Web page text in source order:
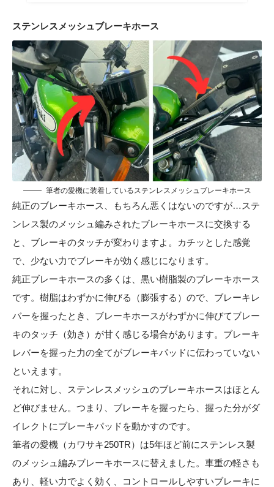
ステンレスメッシュブレーキホース
筆者の愛機に装着しているステンレスメッシュブレーキホース
純正のブレーキホース、もちろん悪くはないのですが…ステ
ンレス製のメッシュ編みされたブレーキホースに交換する
と、ブレーキのタッチが変わりますよ。カチッとした感覚
で、少ない力でブレーキが効く感じになります。
純正ブレーキホースの多くは、黒い樹脂製のブレーキホース
です。樹脂はわずかに伸びる（膨張する）ので、ブレーキレ
バーを握ったとき、ブレーキホースがわずかに伸びてブレー
キのタッチ（効き）が甘く感じる場合があります。ブレーキ
レバーを握った力の全てがブレーキパッドに伝わっていない
といえます。
それに対し、ステンレスメッシュのブレーキホースはほとん
ど伸びません。つまり、ブレーキを握ったら、握った分がダ
イレクトにブレーキパッドを動かすのです。
筆者の愛機（カワサキ250TR）は5年ほど前にステンレス製
のメッシュ編みブレーキホースに替えました。車重の軽さも
あり、軽い力でよく効く、コントロールしやすいブレーキに